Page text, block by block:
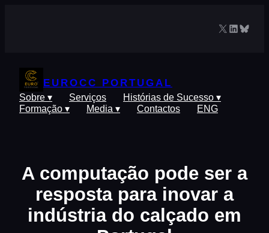
X LinkedIn
EUROCC PORTUGAL
Sobre ▾ Serviços
Histórias de Sucesso ▾
Formação ▾
Media ▾ Contactos ENG
A computação pode ser a
resposta para inovar a
indústria do calçado em